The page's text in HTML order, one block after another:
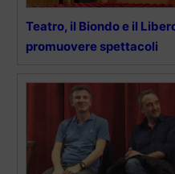
Teatro, il Biondo e il
promuovere spettacoli